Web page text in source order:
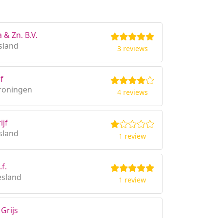
Zn. B.V.
3 reviews
4 reviews
1 review
1 review